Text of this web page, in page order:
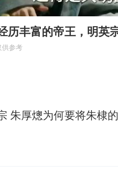
法国下周开始禁止未经同
多地要求领导干部带头休
奋进开新局 实干挑大梁
历丰富的帝王，明英
供参考
朱厚熜为何要将朱棣